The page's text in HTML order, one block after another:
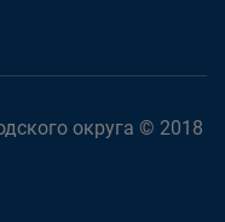
округа © 2018